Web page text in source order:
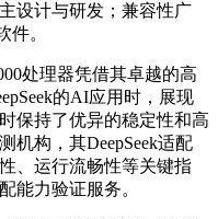
设计与研发；兼容性广
件。
处理器凭借其卓越的高
的AI应用时，展现
保持了优异的稳定性和高
机构，其DeepSeek适配
、运行流畅性等关键指
能力验证服务。